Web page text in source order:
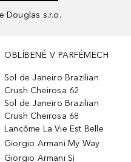
Douglas s.r.o.
OBLÍBENÉ V PARFÉMECH
Sol de Janeiro Brazilian
Crush Cheirosa 62
Sol de Janeiro Brazilian
Crush Cheirosa 68
Lancôme La Vie Est Belle
Giorgio Armani My Way
Giorgio Armani Sì